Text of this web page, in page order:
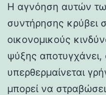
Η αγνόηση αυτών
συντήρησης κρύβει
οικονομικούς
ψύξης αποτυγχάνει,
υπερθερμαίνεται
μπορεί να